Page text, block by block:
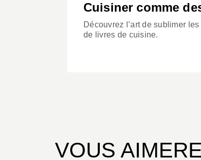
Cuisiner comme
Découvrez l’art de sublimer
de livres de cuisine.
VOUS